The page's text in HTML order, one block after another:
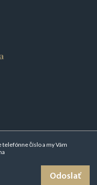
telefónne číslo a my Vám
Odoslať